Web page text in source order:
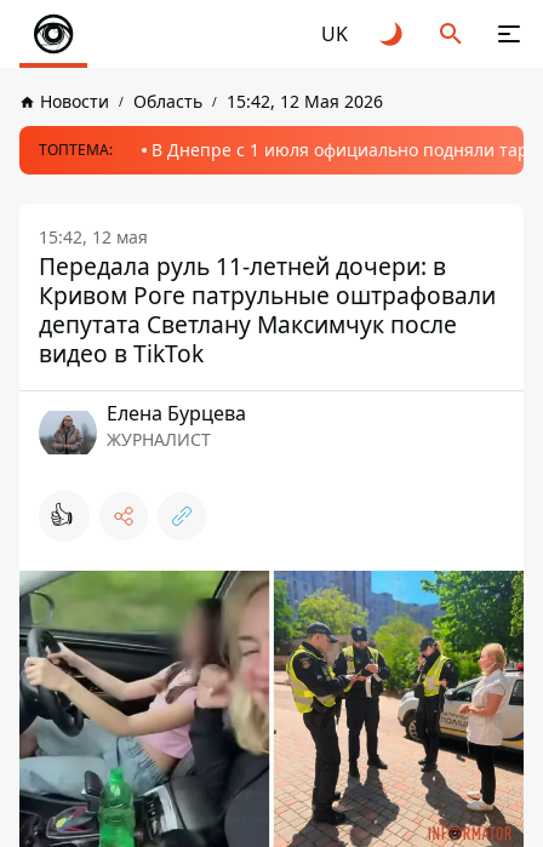
UK
Новости Область 15:42, 12 Мая 2026
ТОПТЕМА: В Днепре с 1 июля официально подняли
15:42, 12 мая
Передала руль 11-летней дочери: в
Кривом Роге патрульные оштрафовали
депутата Светлану Максимчук после
видео в TikTok
Елена Бурцева
ЖУРНАЛИСТ
👍